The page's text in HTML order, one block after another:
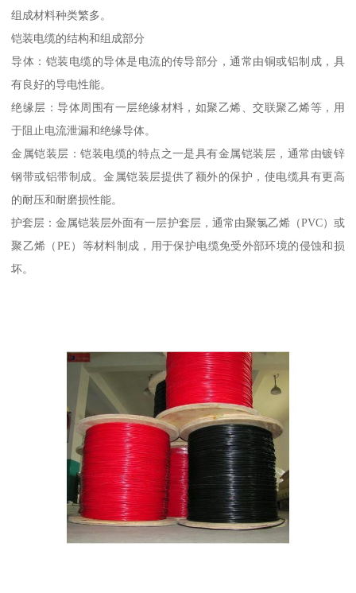
组成材料种类繁多。
铠装电缆的结构和组成部分
导体：铠装电缆的导体是电流的传导部分，通常由铜或铝制成，具
有良好的导电性能。
绝缘层：导体周围有一层绝缘材料，如聚乙烯、交联聚乙烯等，用
于阻止电流泄漏和绝缘导体。
金属铠装层：铠装电缆的特点之一是具有金属铠装层，通常由镀锌
钢带或铝带制成。金属铠装层提供了额外的保护，使电缆具有更高
的耐压和耐磨损性能。
护套层：金属铠装层外面有一层护套层，通常由聚氯乙烯（PVC）或
聚乙烯（PE）等材料制成，用于保护电缆免受外部环境的侵蚀和损
坏。